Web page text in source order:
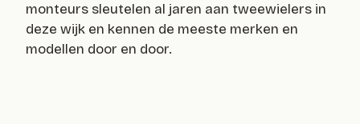
monteurs sleutelen al jaren aan tweewielers in
deze wijk en kennen de meeste merken en
modellen door en door.